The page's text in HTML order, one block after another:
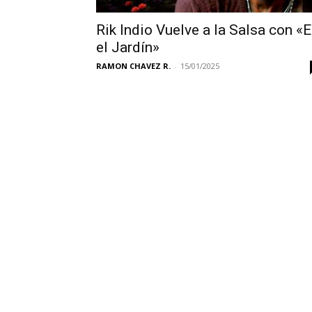
Rik Indio Vuelve a la Salsa con
el Jardín»
RAMON CHAVEZ R. - 15/01/2025